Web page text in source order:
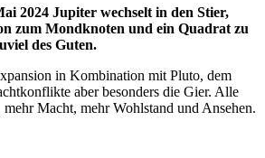
2024 Jupiter wechselt in den Stier,
zum Mondknoten und ein Quadrat zu
des Guten.
in Kombination mit Pluto, dem
aber besonders die Gier. Alle
Macht, mehr Wohlstand und Ansehen.